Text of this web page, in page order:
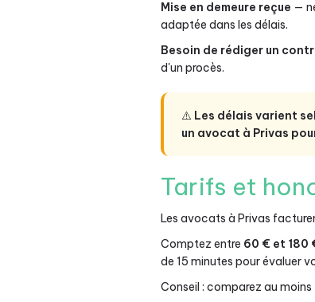
Mise en demeure reçue —
adaptée dans les délais.
Besoin de rédiger un
d'un procès.
⚠️ Les délais varient
un avocat à Privas
Tarifs et
Les avocats à Privas
Comptez entre 60 € et 180
de 15 minutes pour évaluer
Conseil : comparez au